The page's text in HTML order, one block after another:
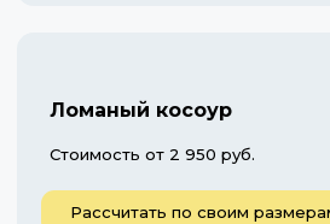
Ломаный косоур
Стоимость от 2 950 руб.
Рассчитать по своим